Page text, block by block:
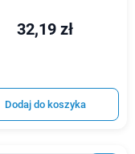
32,19 zł
Dodaj do koszyka